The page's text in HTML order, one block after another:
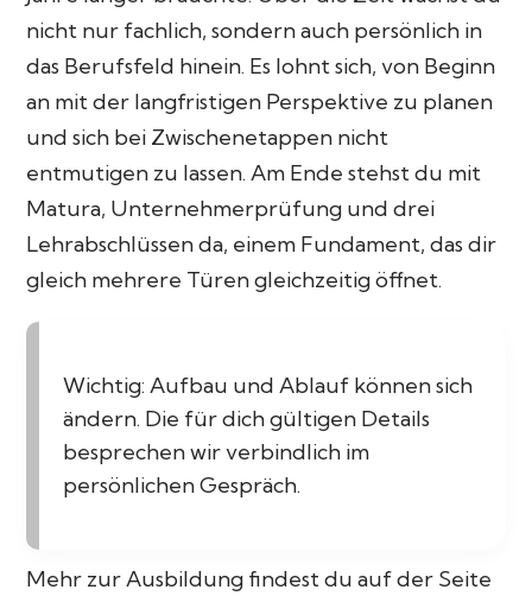
nicht nur fachlich, sondern auch persönlich in
das Berufsfeld hinein. Es lohnt sich, von Beginn
an mit der langfristigen Perspektive zu planen
und sich bei Zwischenetappen nicht
entmutigen zu lassen. Am Ende stehst du mit
Matura, Unternehmerprüfung und drei
Lehrabschlüssen da, einem Fundament, das dir
gleich mehrere Türen gleichzeitig öffnet.
Wichtig: Aufbau und Ablauf können sich
ändern. Die für dich gültigen Details
besprechen wir verbindlich im
persönlichen Gespräch.
Mehr zur Ausbildung findest du auf der Seite